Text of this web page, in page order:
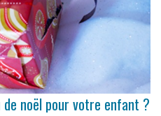
noël pour votre enfant ?